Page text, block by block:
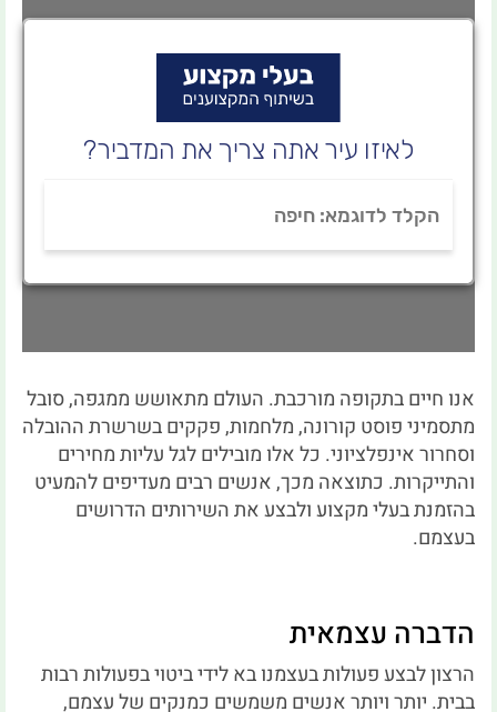
לאיזו עיר אתה צריך את המדביר?
אנו חיים בתקופה מורכבת. העולם מתאושש ממגפה, סובל
מתסמיני פוסט קורונה, מלחמות, פקקים בשרשרת ההובלה
וסחרור אינפלציוני. כל אלו מובילים לגל עליות מחירים
והתייקרות. כתוצאה מכך, אנשים רבים מעדיפים להמעיט
בהזמנת בעלי מקצוע ולבצע את השירותים הדרושים
בעצמם.
הדברה עצמאית
הרצון לבצע פעולות בעצמנו בא לידי ביטוי בפעולות רבות
בבית. יותר ויותר אנשים משמשים כמנקים של עצמם,